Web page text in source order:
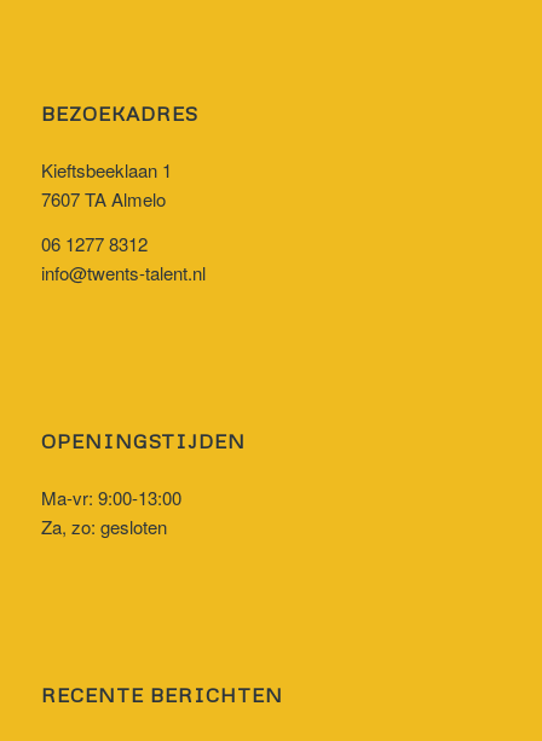
BEZOEKADRES
Kieftsbeeklaan 1
7607 TA Almelo
06 1277 8312
info@twents-talent.nl
OPENINGSTIJDEN
Ma-vr: 9:00-13:00
Za, zo: gesloten
RECENTE BERICHTEN